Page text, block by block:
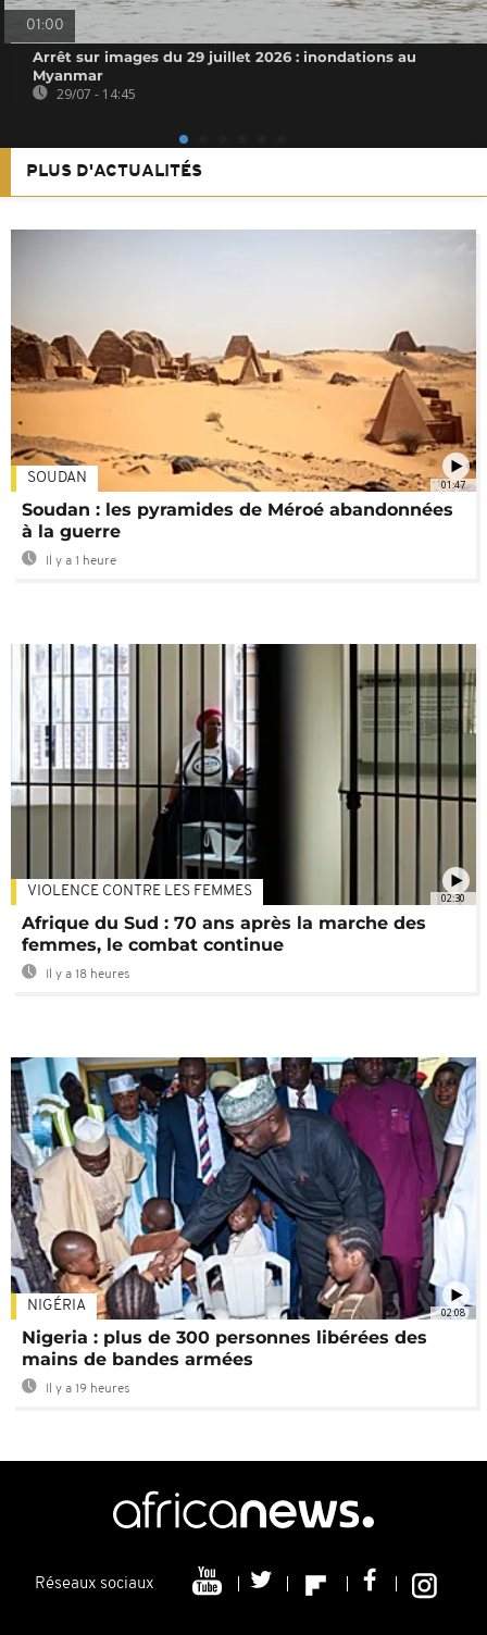
01:00
Arrêt sur images du 29 juillet 2026 : inondations au
Myanmar
29/07 - 14:45
PLUS D'ACTUALITÉS
01:47
SOUDAN
Soudan : les pyramides de Méroé abandonnées
à la guerre
Il y a 1 heure
02:30
VIOLENCE CONTRE LES FEMMES
Afrique du Sud : 70 ans après la marche des
femmes, le combat continue
Il y a 18 heures
02:08
NIGÉRIA
Nigeria : plus de 300 personnes libérées des
mains de bandes armées
Il y a 19 heures
Réseaux sociaux